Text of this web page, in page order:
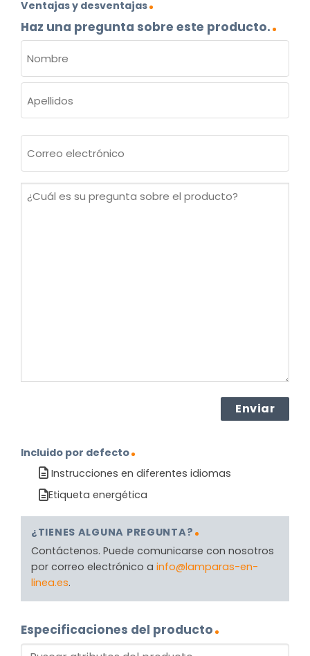
Ventajas y desventajas
Haz una pregunta sobre este producto.
(OBLIGATORIO)
Nombre
electrónico
¿Cuál
Incluido por defecto
Instrucciones en diferentes idiomas
Etiqueta energética
¿TIENES ALGUNA PREGUNTA?
Contáctenos. Puede comunicarse con nosotros
por correo electrónico a info@lamparas-en-
linea.es.
Especificaciones del producto